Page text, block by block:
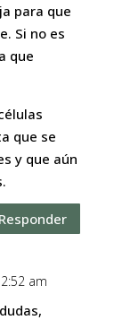
para que
Si no es
que
que se
y que aún
Responder
am